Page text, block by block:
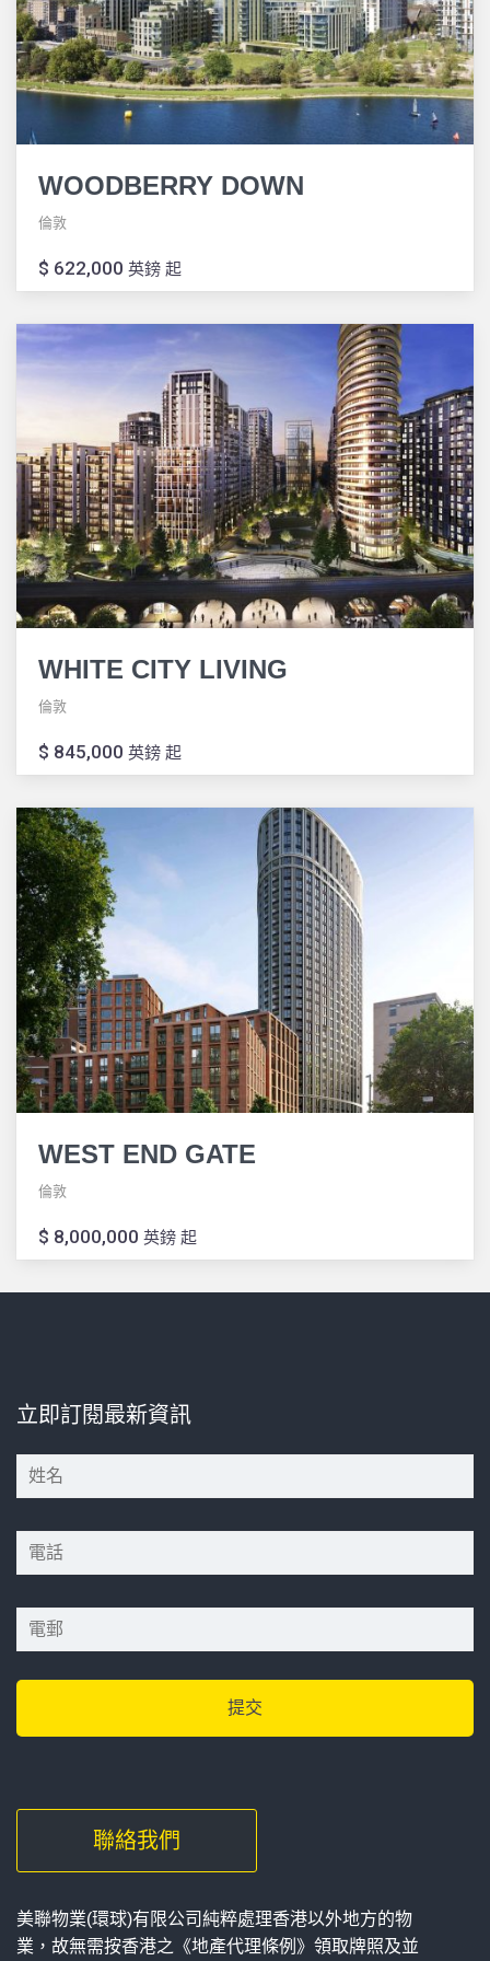
WOODBERRY DOWN
倫敦
$ 622,000 英鎊 起
WHITE CITY LIVING
倫敦
$ 845,000 英鎊 起
WEST END GATE
倫敦
$ 8,000,000 英鎊 起
立即訂閱最新資訊
聯絡我們
美聯物業(環球)有限公司純粹處理香港以外地方的物
業，故無需按香港之《地產代理條例》領取牌照及並